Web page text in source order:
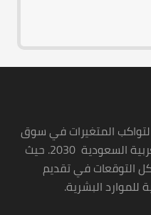
لتواكب المتغيرات في سوق
العمل وتحقيق رؤية المملكة العربية السعودية 2030. حيث
التوقعات في تقديم
للموارد البشرية.